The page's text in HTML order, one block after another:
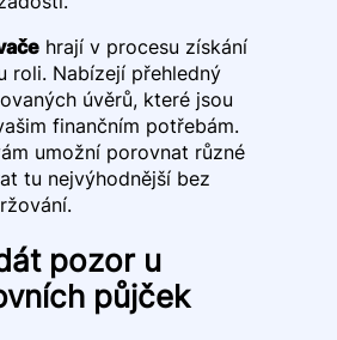
hrají v procesu získání
roli. Nabízejí přehledný
úvěrů, které jsou
finančním potřebám.
umožní porovnat různé
tu nejvýhodnější bez
pozor u
půjček